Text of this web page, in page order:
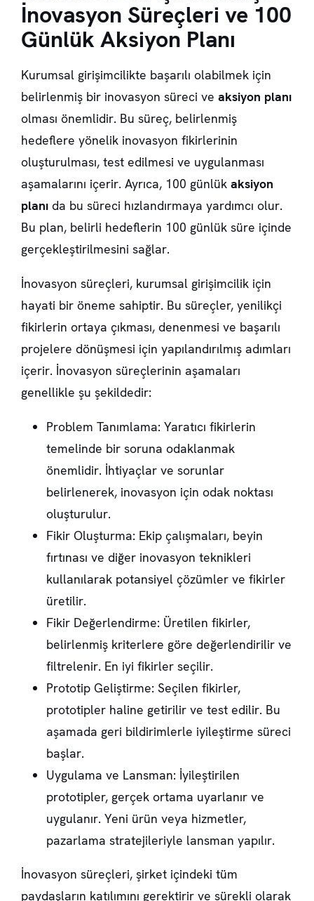
İnovasyon Süreçleri ve 100
Günlük Aksiyon Planı
Kurumsal girişimcilikte başarılı olabilmek için
belirlenmiş bir inovasyon süreci ve aksiyon planı
olması önemlidir. Bu süreç, belirlenmiş
hedeflere yönelik inovasyon fikirlerinin
oluşturulması, test edilmesi ve uygulanması
aşamalarını içerir. Ayrıca, 100 günlük aksiyon
planı da bu süreci hızlandırmaya yardımcı olur.
Bu plan, belirli hedeflerin 100 günlük süre içinde
gerçekleştirilmesini sağlar.
İnovasyon süreçleri, kurumsal girişimcilik için
hayati bir öneme sahiptir. Bu süreçler, yenilikçi
fikirlerin ortaya çıkması, denenmesi ve başarılı
projelere dönüşmesi için yapılandırılmış adımları
içerir. İnovasyon süreçlerinin aşamaları
genellikle şu şekildedir:
Problem Tanımlama: Yaratıcı fikirlerin
temelinde bir soruna odaklanmak
önemlidir. İhtiyaçlar ve sorunlar
belirlenerek, inovasyon için odak noktası
oluşturulur.
Fikir Oluşturma: Ekip çalışmaları, beyin
fırtınası ve diğer inovasyon teknikleri
kullanılarak potansiyel çözümler ve fikirler
üretilir.
Fikir Değerlendirme: Üretilen fikirler,
belirlenmiş kriterlere göre değerlendirilir ve
filtrelenir. En iyi fikirler seçilir.
Prototip Geliştirme: Seçilen fikirler,
prototipler haline getirilir ve test edilir. Bu
aşamada geri bildirimlerle iyileştirme süreci
başlar.
Uygulama ve Lansman: İyileştirilen
prototipler, gerçek ortama uyarlanır ve
uygulanır. Yeni ürün veya hizmetler,
pazarlama stratejileriyle lansman yapılır.
İnovasyon süreçleri, şirket içindeki tüm
paydaşların katılımını gerektirir ve sürekli olarak